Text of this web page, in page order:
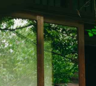
プライバシーポリシー